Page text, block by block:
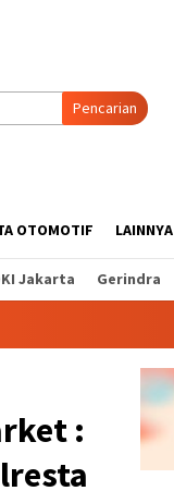
Pencarian
OTOMOTIF LAINNYA
Jakarta Gerindra
: